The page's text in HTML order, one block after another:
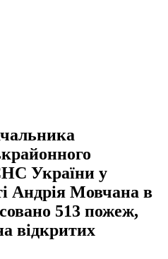
України у
Андрія Мовчана в
513 пожеж,
відкритих